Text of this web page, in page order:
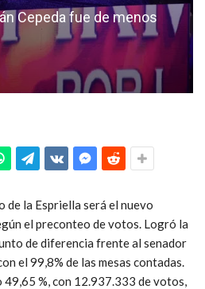
Cepeda fue de menos
la Espriella será el nuevo
el preconteo de votos. Logró la
de diferencia frente al senador
el 99,8% de las mesas contadas.
%, con 12.937.333 de votos,